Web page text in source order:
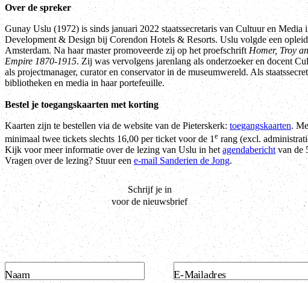
Over de spreker
Gunay Uslu (1972) is sinds januari 2022 staatssecretaris van Cultuur en
Development & Design bij Corendon Hotels & Resorts. Uslu volgde een
Amsterdam. Na haar master promoveerde zij op het proefschriftHomer, Troy
Empire 1870-1915. Zij was vervolgens jarenlang als onderzoeker en docent
als projectmanager, curator en conservator in de museumwereld. Als
bibliotheken en media in haar portefeuille.
Bestel je toegangskaarten met korting
Kaarten zijn te bestellen via de website van de Pieterskerk:toegangskaarten.
minimaal twee tickets slechts 16,00 per ticket voor de 1 e rang (excl.
Kijk voor meer informatie over de lezing van Uslu in hetagendaberichtvan de
Vragen over de lezing? Stuur een e-mail Sanderien de Jong.
Schrijf je in
voor de nieuwsbrief
Naam E-Mailadres